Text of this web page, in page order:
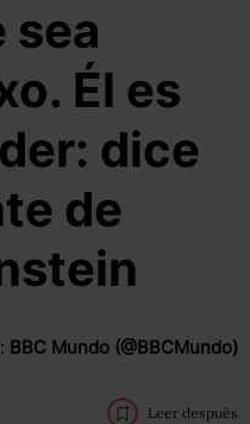
sea
Él es
dice
de
BBC Mundo (@BBCMundo)
Leer después